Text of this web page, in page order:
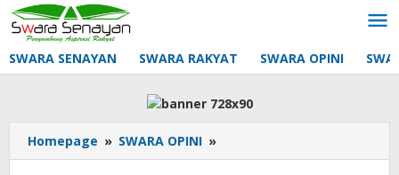
Lewati
ke
konten
SWARA SENAYAN SWARA RAKYAT SWARA OPINI
Homepage » SWARA OPINI »
is